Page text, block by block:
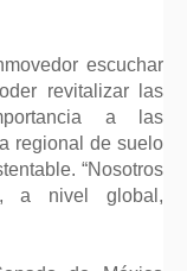
escuchar
revitalizar las
a las
regional de suelo
“Nosotros
a nivel global,